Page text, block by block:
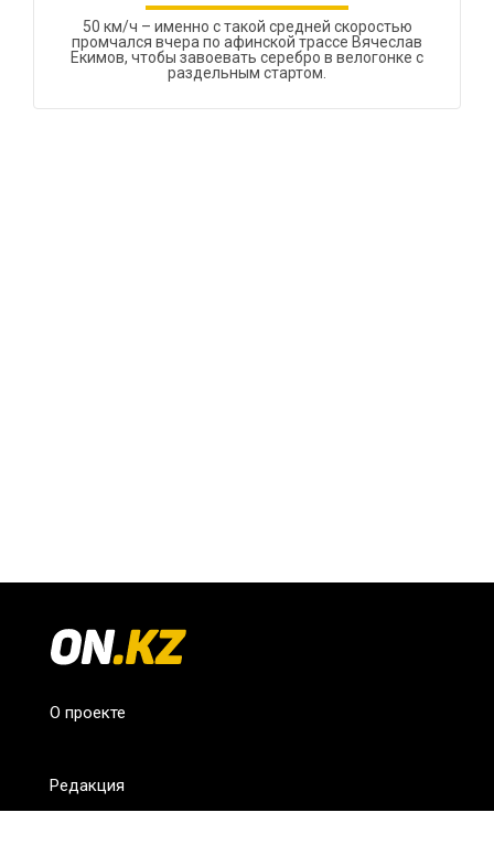
50 км/ч – именно с такой средней скоростью
промчался вчера по афинской трассе Вячеслав
Екимов, чтобы завоевать серебро в велогонке с
раздельным стартом.
О проекте
Редакция